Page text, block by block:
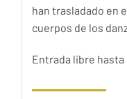
han trasladado en
cuerpos de los
Entrada libre hasta